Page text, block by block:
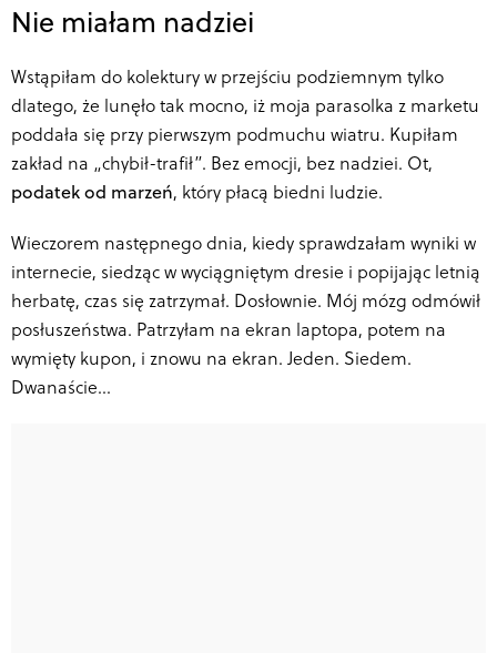
Nie miałam nadziei
Wstąpiłam do kolektury w przejściu podziemnym tylko
dlatego, że lunęło tak mocno, iż moja parasolka z marketu
poddała się przy pierwszym podmuchu wiatru. Kupiłam
zakład na „chybił-trafił”. Bez emocji, bez nadziei. Ot,
podatek od marzeń, który płacą biedni ludzie.
Wieczorem następnego dnia, kiedy sprawdzałam wyniki w
internecie, siedząc w wyciągniętym dresie i popijając letnią
herbatę, czas się zatrzymał. Dosłownie. Mój mózg odmówił
posłuszeństwa. Patrzyłam na ekran laptopa, potem na
wymięty kupon, i znowu na ekran. Jeden. Siedem.
Dwanaście…